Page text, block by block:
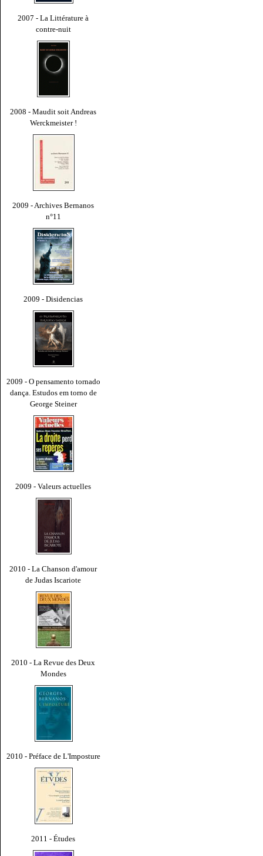
2007 - La Littérature à
contre-nuit
2008 - Maudit soit Andreas
Werckmeister !
2009 - Archives Bernanos
n°11
2009 - Disidencias
2009 - O pensamento tornado
dança. Estudos em torno de
George Steiner
2009 - Valeurs actuelles
2010 - La Chanson d'amour
de Judas Iscariote
2010 - La Revue des Deux
Mondes
2010 - Préface de L'Imposture
2011 - Études